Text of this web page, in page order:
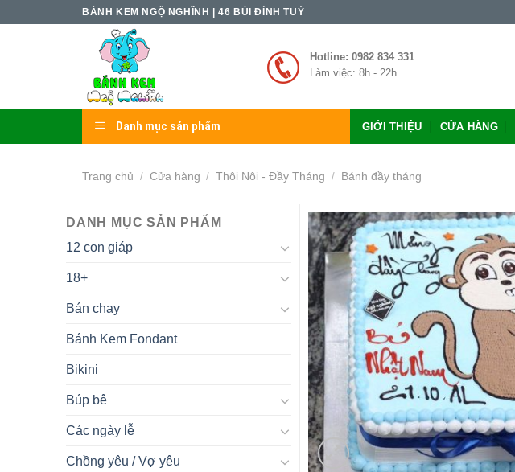
BÁNH KEM NGỘ NGHĨNH | 46 BÙI ĐÌNH TUÝ
Hotline: 0982 834 331
Làm việc: 8h - 22h
Danh mục sản phẩm GIỚI THIỆU CỬA HÀNG
Trang chủ / Cửa hàng / Thôi Nôi - Đầy Tháng / Bánh đầy tháng
DANH MỤC SẢN PHẨM
12 con giáp
18+
Bán chạy
Bánh Kem Fondant
Bikini
Búp bê
Các ngày lễ
Chồng yêu / Vợ yêu